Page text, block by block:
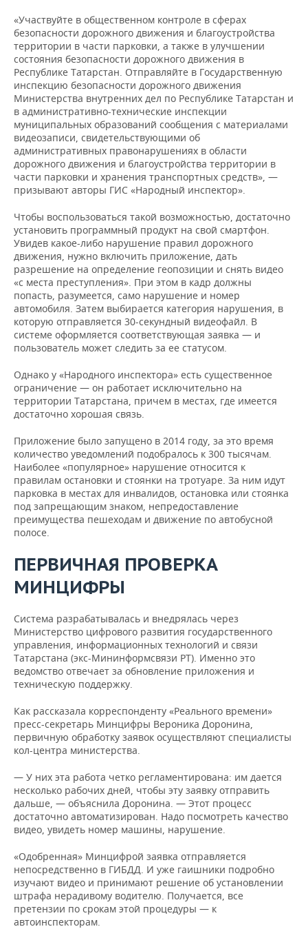
«Участвуйте в общественном контроле в сферах
безопасности дорожного движения и благоустройства
территории в части парковки, а также в улучшении
состояния безопасности дорожного движения в
Республике Татарстан. Отправляйте в Государственную
инспекцию безопасности дорожного движения
Министерства внутренних дел по Республике Татарстан и
в административно-технические инспекции
муниципальных образований сообщения с материалами
видеозаписи, свидетельствующими об
административных правонарушениях в области
дорожного движения и благоустройства территории в
части парковки и хранения транспортных средств», —
призывают авторы ГИС «Народный инспектор».
Чтобы воспользоваться такой возможностью, достаточно
установить программный продукт на свой смартфон.
Увидев какое-либо нарушение правил дорожного
движения, нужно включить приложение, дать
разрешение на определение геопозиции и снять видео
«с места преступления». При этом в кадр должны
попасть, разумеется, само нарушение и номер
автомобиля. Затем выбирается категория нарушения, в
которую отправляется 30-секундный видеофайл. В
системе оформляется соответствующая заявка — и
пользователь может следить за ее статусом.
Однако у «Народного инспектора» есть существенное
ограничение — он работает исключительно на
территории Татарстана, причем в местах, где имеется
достаточно хорошая связь.
Приложение было запущено в 2014 году, за это время
количество уведомлений подобралось к 300 тысячам.
Наиболее «популярное» нарушение относится к
правилам остановки и стоянки на тротуаре. За ним идут
парковка в местах для инвалидов, остановка или стоянка
под запрещающим знаком, непредоставление
преимущества пешеходам и движение по автобусной
полосе.
ПЕРВИЧНАЯ ПРОВЕРКА
МИНЦИФРЫ
Система разрабатывалась и внедрялась через
Министерство цифрового развития государственного
управления, информационных технологий и связи
Татарстана (экс-Мининформсвязи РТ). Именно это
ведомство отвечает за обновление приложения и
техническую поддержку.
Как рассказала корреспонденту «Реального времени»
пресс-секретарь Минцифры Вероника Доронина,
первичную обработку заявок осуществляют специалисты
кол-центра министерства.
— У них эта работа четко регламентирована: им дается
несколько рабочих дней, чтобы эту заявку отправить
дальше, — объяснила Доронина. — Этот процесс
достаточно автоматизирован. Надо посмотреть качество
видео, увидеть номер машины, нарушение.
«Одобренная» Минцифрой заявка отправляется
непосредственно в ГИБДД. И уже гаишники подробно
изучают видео и принимают решение об установлении
штрафа нерадивому водителю. Получается, все
претензии по срокам этой процедуры — к
автоинспекторам.